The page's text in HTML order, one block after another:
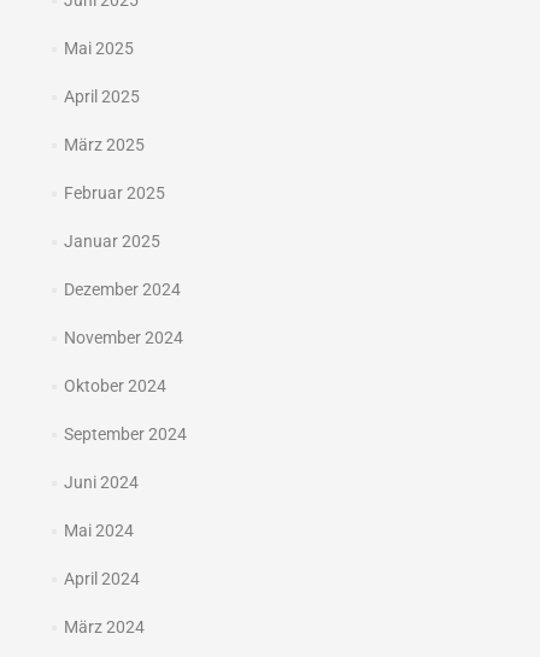
Mai 2025
April 2025
März 2025
Februar 2025
Januar 2025
Dezember 2024
November 2024
Oktober 2024
September 2024
Juni 2024
Mai 2024
April 2024
März 2024